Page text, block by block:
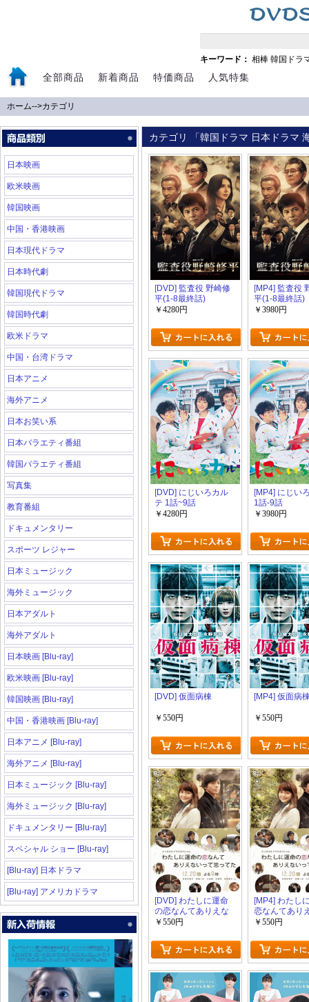
キーワード： 相棒 韓国ドラ
全部商品 新着商品 特価商品 人気特集
ホーム-->カテゴリ
日本映画
欧米映画
韓国映画
中国・香港映画
日本現代ドラマ
日本時代劇
韓国現代ドラマ
韓国時代劇
欧米ドラマ
中国・台湾ドラマ
日本アニメ
海外アニメ
日本お笑い系
日本バラエティ番組
韓国バラエティ番組
写真集
教育番組
ドキュメンタリー
スポーツ レジャー
日本ミュージック
海外ミュージック
日本アダルト
海外アダルト
日本映画 [Blu-ray]
欧米映画 [Blu-ray]
韓国映画 [Blu-ray]
中国・香港映画 [Blu-ray]
日本アニメ [Blu-ray]
海外アニメ [Blu-ray]
日本ミュージック [Blu-ray]
海外ミュージック [Blu-ray]
ドキュメンタリー [Blu-ray]
スペシャル ショー [Blu-ray]
[Blu-ray] 日本ドラマ
[Blu-ray] アメリカドラマ
カテゴリ 「韓国ドラマ 日本ドラマ
[DVD] 監査役 野崎修
平(1-8最終話)
￥4280円
[MP4] 監査役
平(1-8最終話)
￥3980円
[DVD] にじいろカル
テ 1話~9話
￥4280円
[MP4] にじい
1話-9話
￥3980円
[DVD] 仮面病棟
￥550円
[MP4] 仮面病
￥550円
[DVD] わたしに運命
の恋なんてありえな
いって思ってた
￥550円
[MP4] わたし
恋なんてあり
って思ってた
￥550円